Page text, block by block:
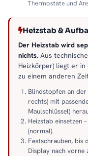
Thermostate und
Heizstab &
Der Heizstab wird
nichts. Aus
Heizkörper) liegt er
zu einem anderen
Blindstopfen an der
rechts) mit
Maulschlüssel)
Heizstab einsetzen
(normal).
Festschrauben, bis
Display nach vorne